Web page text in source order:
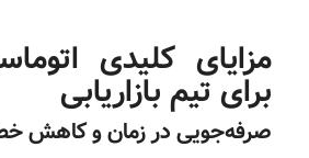
مزایای کلیدی
برای تیم بازاریابی
صرفه‌جویی در زمان و کاهش